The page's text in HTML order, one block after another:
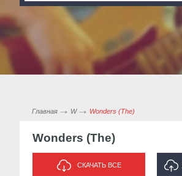
Главная W Wonders (The)
Wonders (The)
СКАЧАТЬ ВСЕ